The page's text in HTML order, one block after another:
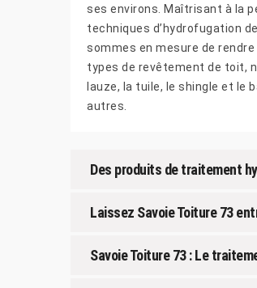
ses environs. Maîtrisant à la
techniques d’hydrofugation
sommes en mesure de
types de revêtement de toit,
lauze, la tuile, le shingle et le
autres.
Des produits de traitement
Laissez Savoie Toiture 73
Savoie Toiture 73 : Le